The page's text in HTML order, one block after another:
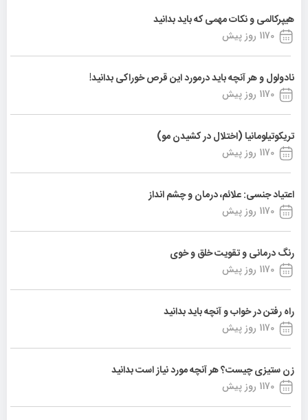
هیپرکالمی و نکات مهمی که باید بدانید
1170 روز پیش
نادولول و هر آنچه باید درمورد این قرص خوراکی بدانید!
1170 روز پیش
تریکوتیلومانیا (اختلال در کشیدن مو)
1170 روز پیش
اعتیاد جنسی: علائم، درمان و چشم انداز
1170 روز پیش
رنگ درمانی و تقویت خلق و خوی
1170 روز پیش
راه رفتن در خواب و آنچه باید بدانید
1170 روز پیش
زن ستیزی چیست؟ هر آنچه مورد نیاز است بدانید
1170 روز پیش